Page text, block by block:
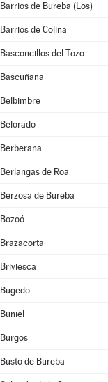
Barrios de Bureba (Los)
Barrios de Colina
Basconcillos del Tozo
Bascuñana
Belbimbre
Belorado
Berberana
Berlangas de Roa
Berzosa de Bureba
Bozoó
Brazacorta
Briviesca
Bugedo
Buniel
Burgos
Busto de Bureba